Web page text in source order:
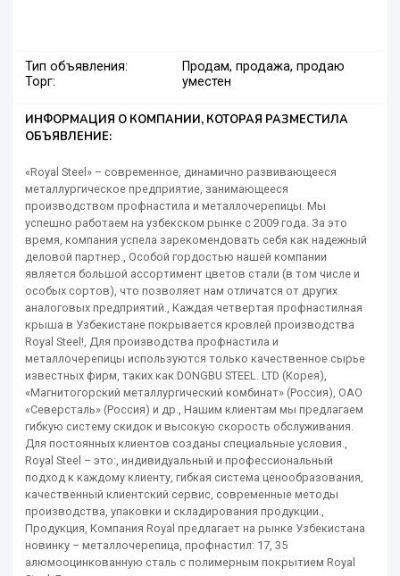
Тип объявления:
Продам, продажа, продаю
Торг:
уместен
ИНФОРМАЦИЯ О КОМПАНИИ, КОТОРАЯ РАЗМЕСТИЛА
ОБЪЯВЛЕНИЕ:
«Royal Steel» – современное, динамично развивающееся
металлургическое предприятие, занимающееся
производством профнастила и металлочерепицы. Мы
успешно работаем на узбекском рынке с 2009 года. За это
время, компания успела зарекомендовать себя как надежный
деловой партнер., Особой гордостью нашей компании
является большой ассортимент цветов стали (в том числе и
особых сортов), что позволяет нам отличатся от других
аналоговых предприятий., Каждая четвертая профнастилная
крыша в Узбекистане покрывается кровлей производства
Royal Steel!, Для производства профнастила и
металлочерепицы используются только качественное сырье
известных фирм, таких как DONGBU STEEL. LTD (Корея),
«Магнитогорский металлургический комбинат» (Россия), ОАО
«Северсталь» (Россия) и др., Нашим клиентам мы предлагаем
гибкую систему скидок и высокую скорость обслуживания.
Для постоянных клиентов созданы специальные условия.,
Royal Steel – это:, индивидуальный и профессиональный
подход к каждому клиенту, гибкая система ценообразования,
качественный клиентский сервис, современные методы
производства, упаковки и складирования продукции.,
Продукция, Компания Royal предлагает на рынке Узбекистана
новинку – металлочерепица, профнастил: 17, 35
алюмооцинкованную сталь с полимерным покрытием Royal